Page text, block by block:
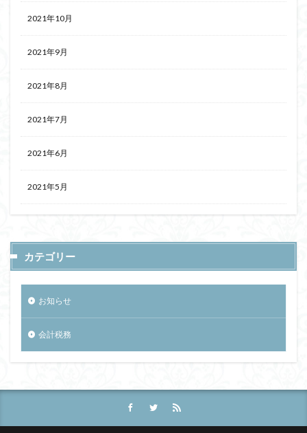
2021年10月
2021年9月
2021年8月
2021年7月
2021年6月
2021年5月
カテゴリー
お知らせ
会計税務